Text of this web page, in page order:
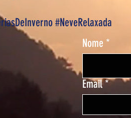
#NeveRelaxada
Nome
Email